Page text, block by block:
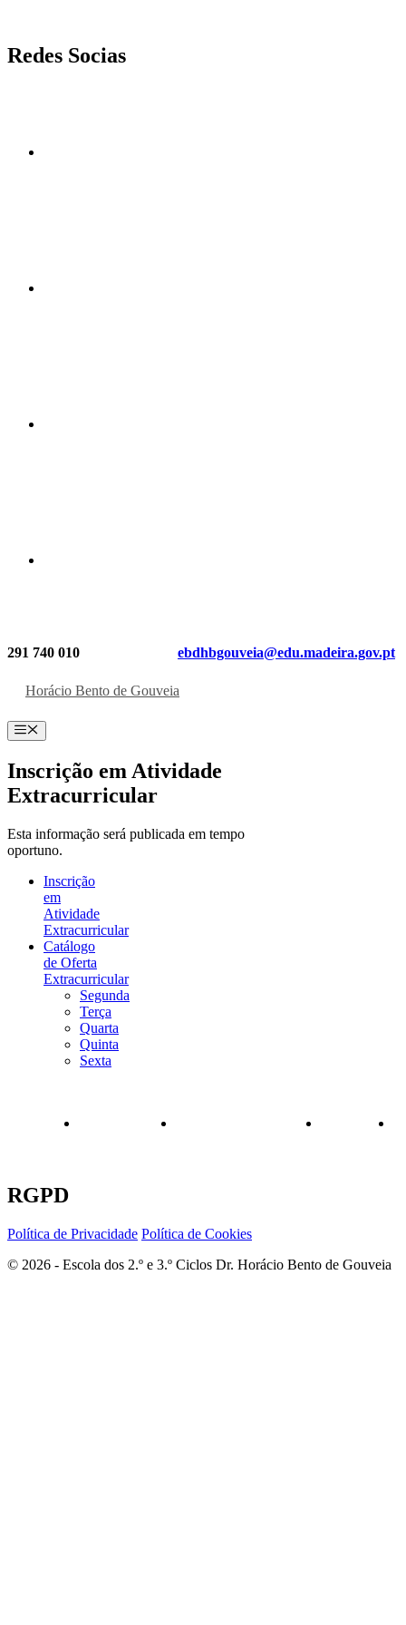
Saltar
para
Redes Socias
291 740 010 ebdhbgouveia@edu.madeira.gov.pt
Horácio Bento de Gouveia
Menu
Inscrição em Atividade
Extracurricular
Esta informação será publicada em tempo
oportuno.
Inscrição
em
Atividade
Extracurricular
Catálogo
de Oferta
Extracurricular
Segunda
Terça
Quarta
Quinta
Sexta
RGPD
Política de Privacidade Política de Cookies
© 2026 - Escola dos 2.º e 3.º Ciclos Dr. Horácio Bento de Gouveia